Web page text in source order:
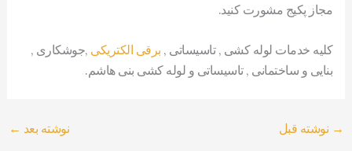
مجاز پکیج مشورت کنید.
کلیه خدمات لوله کشی , تاسیساتی , برقی الکتریکی ,جوشکاری ,
بنایی و ساختمانی , تاسیساتی و لوله کشی بنی هاشم.
→ نوشته قبل نوشته بعد ←